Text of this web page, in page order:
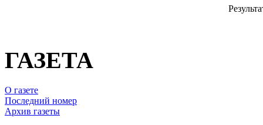
ГАЗЕТА
О газете
Последний номер
Архив газеты